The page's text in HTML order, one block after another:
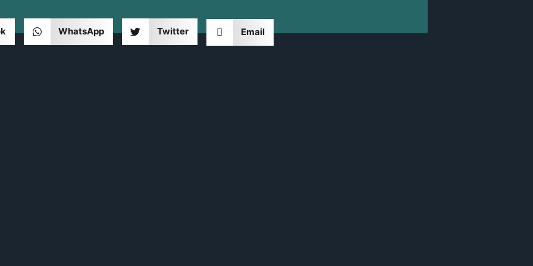
WhatsApp Twitter Email